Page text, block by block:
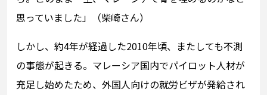
思っていました」（柴崎さん）
しかし、約4年が経過した2010年頃、またしても不測
の事態が起きる。マレーシア国内でパイロット人材が
充足し始めたため、外国人向けの就労ビザが発給され